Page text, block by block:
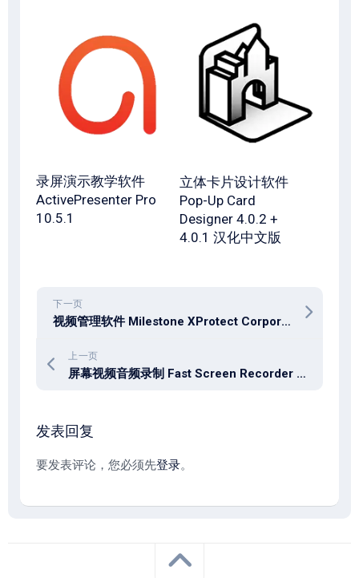
录屏演示教学软件
ActivePresenter Pro
10.5.1
立体卡片设计软件
Pop-Up Card
Designer 4.0.2 +
4.0.1 汉化中文版
下一页
视频管理软件 Milestone XProtect Corporate 2025 R3
上一页
屏幕视频音频录制 Fast Screen Recorder v2.1.0.19
发表回复
要发表评论，您必须先登录。